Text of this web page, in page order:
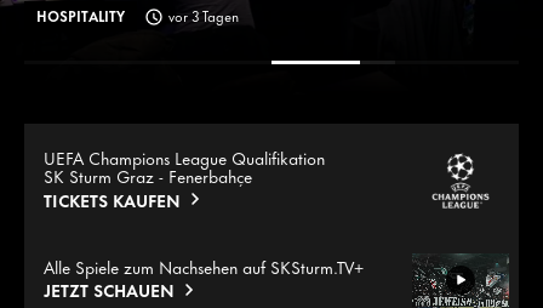
HOSPITALITY vor 3 Tagen
UEFA Champions League Qualifikation
SK Sturm Graz - Fenerbahçe
TICKETS KAUFEN
Alle Spiele zum Nachsehen auf SKSturm.TV+
JETZT SCHAUEN